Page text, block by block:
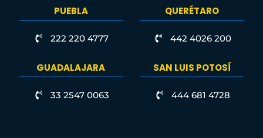
PUEBLA
222 220 4777
QUERÉTARO
442 4026 200
GUADALAJARA
33 2547 0063
SAN LUIS POTOSÍ
444 681 4728